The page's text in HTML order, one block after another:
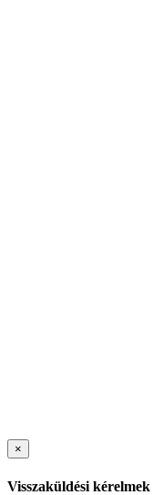
×
Visszaküldési kérelmek